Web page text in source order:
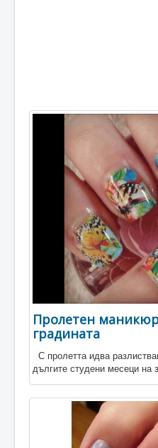
Пролетен
градината
С пролетта идва
дългите студени месеци на